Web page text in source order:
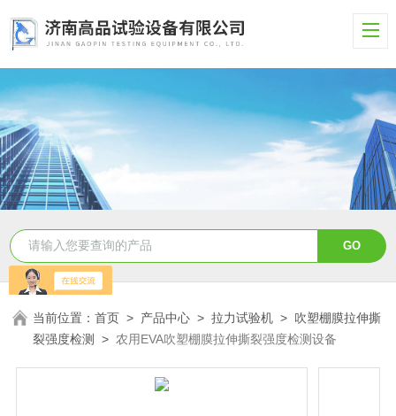
当前位置：首页 > 产品中心 >拉力试验机 > 吹塑棚膜拉伸撕
裂强度检测 > 农用EVA吹塑棚膜拉伸撕裂强度检测设备